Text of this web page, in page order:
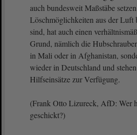
auch bundesweit Maßstäbe
Löschmöglichkeiten aus der Luft
sind, hat auch einen
Grund, nämlich die
in Mali oder in Afghanistan,
wieder in Deutschland und
Hilfseinsätze zur Verfügung.
(Frank Otto Lizureck, AfD: Wer
geschickt?)